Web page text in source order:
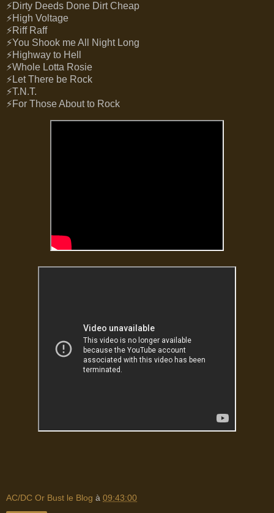
⚡Dirty Deeds Done Dirt Cheap
⚡High Voltage
⚡Riff Raff
⚡You Shook me All Night Long
⚡Highway to Hell
⚡Whole Lotta Rosie
⚡Let There be Rock
⚡T.N.T.
⚡For Those About to Rock
AC/DC Or Bust le Blog à 09:43:00